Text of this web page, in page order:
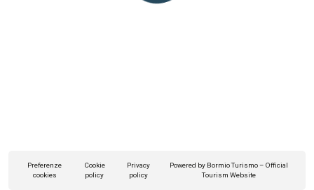
Preferenze
cookies
Cookie
policy
Privacy
policy
Powered by Bormio Turismo – Official
Tourism Website